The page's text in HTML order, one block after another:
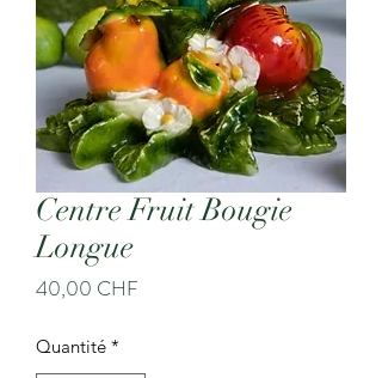
Centre Fruit Bougie
Longue
40,00 CHF
Quantité *